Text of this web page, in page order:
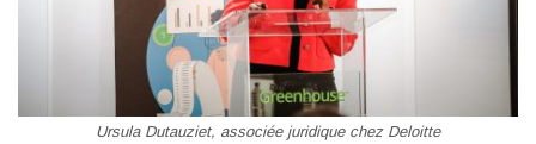
Ursula Dutauziet, associée juridique chez Deloitte